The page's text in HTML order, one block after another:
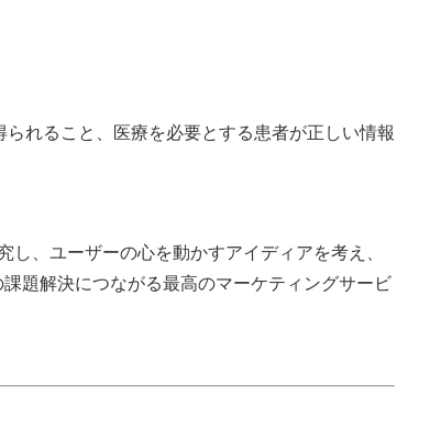
れること、医療を必要とする患者が正しい情報
、ユーザーの心を動かすアイディアを考え、
題解決につながる最高のマーケティングサービ